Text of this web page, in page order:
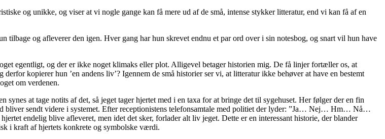
og unikke, og viser at vi nogle gange kan få mere ud af de små, intense stykker litteratur, end vi kan få af en
og afleverer den igen. Hver gang har hun skrevet endnu et par ord over i sin notesbog, og snart vil hun have
egentligt, og der er ikke noget klimaks eller plot. Alligevel betager historien mig. De få linjer fortæller os, at
kopierer hun ’en andens liv’? Igennem de små historier ser vi, at litteratur ikke behøver at have en bestemt
om verdenen.
at tage notits af det, så jeget tager hjertet med i en taxa for at bringe det til sygehuset. Her følger der en fin
bliver sendt videre i systemet. Efter receptionistens telefonsamtale med politiet der lyder: ”Ja… Nej… Hm… Nå…
endelig blive afleveret, men idet det sker, forlader alt liv jeget. Dette er en interessant historie, der blander
i kraft af hjertets konkrete og symbolske værdi.